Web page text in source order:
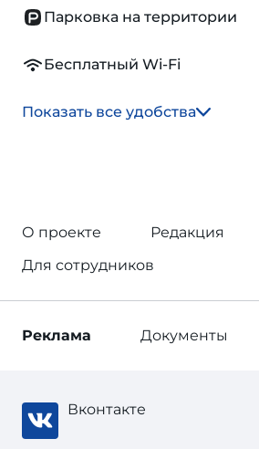
Парковка на территории
Бесплатный Wi-Fi
Показать все удобства
О проекте
Редакция
Для сотрудников
Реклама Документы
Вконтакте